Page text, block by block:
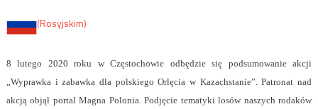
(Rosyjskim)
8 lutego 2020 roku w Częstochowie odbędzie się podsumowanie akcji
„Wyprawka i zabawka dla polskiego Orlęcia w Kazachstanie”. Patronat nad
akcją objął portal Magna Polonia. Podjęcie tematyki losów naszych rodaków